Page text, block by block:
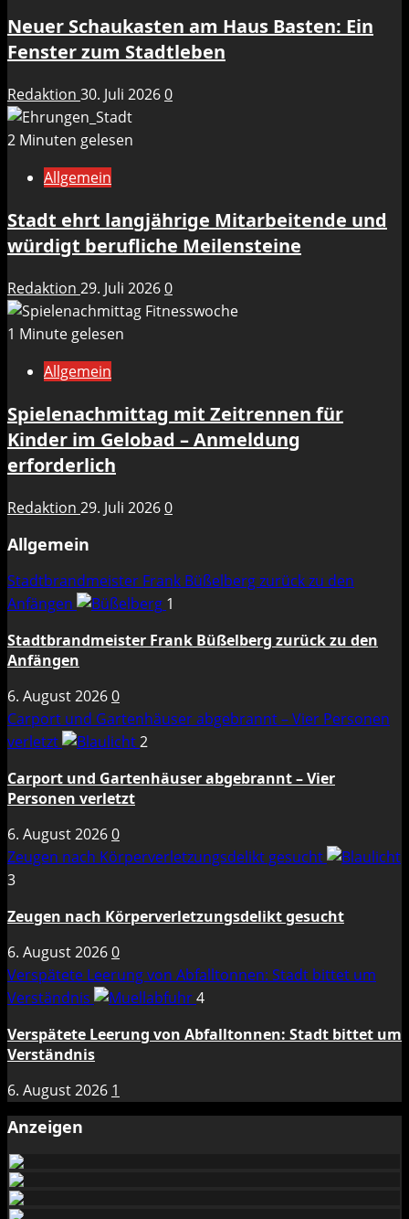
Neuer Schaukasten am Haus Basten: Ein
Fenster zum Stadtleben
Redaktion 30. Juli 20260
2 Minuten gelesen
Allgemein
Stadt ehrt langjährige Mitarbeitende und
würdigt berufliche Meilensteine
Redaktion 29. Juli 20260
1 Minute gelesen
Allgemein
Spielenachmittag mit Zeitrennen für
Kinder im Gelobad – Anmeldung
erforderlich
Redaktion 29. Juli 20260
Allgemein
Stadtbrandmeister Frank Büßelberg zurück zu den
Anfängen
1
Stadtbrandmeister Frank Büßelberg zurück zu den
Anfängen
6. August 20260
Carport und Gartenhäuser abgebrannt – Vier Personen
verletzt
2
Carport und Gartenhäuser abgebrannt – Vier
Personen verletzt
6. August 20260
Zeugen nach Körperverletzungsdelikt gesucht
3
Zeugen nach Körperverletzungsdelikt gesucht
6. August 20260
Verspätete Leerung von Abfalltonnen: Stadt bittet um
Verständnis
4
Verspätete Leerung von Abfalltonnen: Stadt bittet um
Verständnis
6. August 2026 1
Anzeigen